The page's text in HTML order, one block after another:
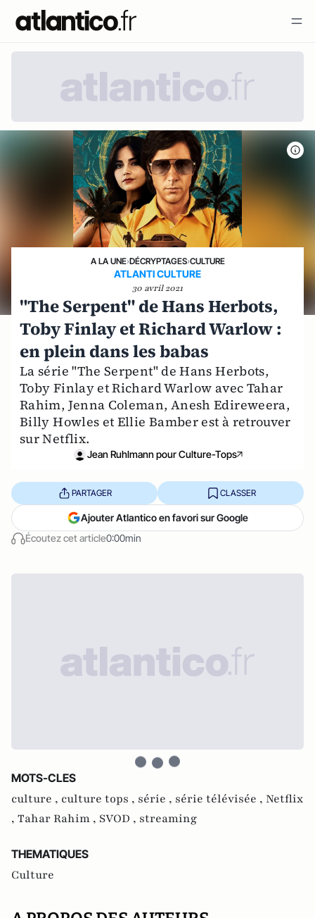
A LA UNE›DÉCRYPTAGES›CULTURE
ATLANTI CULTURE
30 avril 2021
"The Serpent" de Hans Herbots,
Toby Finlay et Richard Warlow :
en plein dans les babas
La série "The Serpent" de Hans Herbots,
Toby Finlay et Richard Warlow avec Tahar
Rahim, Jenna Coleman, Anesh Edireweera,
Billy Howles et Ellie Bamber est à retrouver
sur Netflix.
Jean Ruhlmann pour Culture-Tops
Écoutez cet article0:00min
PARTAGER CLASSER
Ajouter Atlantico en favori sur Google
MOTS-CLES
culture , culture tops , série , série télévisée , Netflix
, Tahar Rahim , SVOD , streaming
THEMATIQUES
Culture